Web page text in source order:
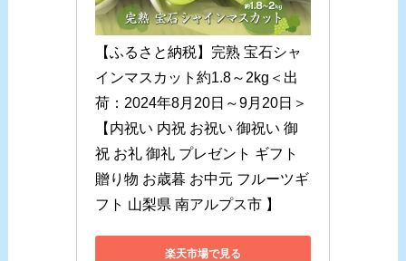
【ふるさと納税】完熟 宝石シャ
インマスカット約1.8～2kg＜出
荷：2024年8月20日～9月20日＞
【内祝い 内祝 お祝い 御祝い 御
祝 お礼 御礼 プレゼント ギフト
贈り物 お歳暮 お中元 フルーツギ
フト 山梨県 南アルプス市 】
楽天市場で見る